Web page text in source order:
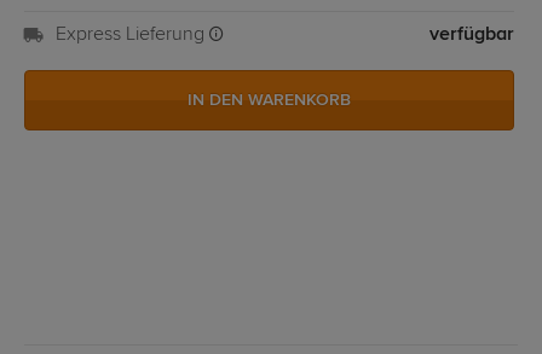
Express Lieferung verfügbar
IN DEN WARENKORB